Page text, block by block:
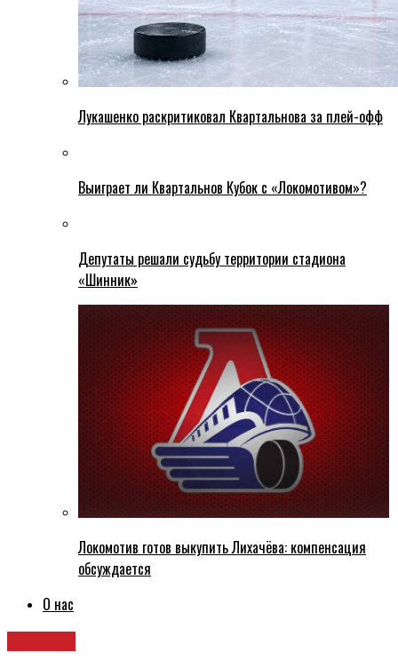
Лукашенко раскритиковал Квартальнова за плей-офф
Выиграет ли Квартальнов Кубок с «Локомотивом»?
Депутаты решали судьбу территории стадиона
«Шинник»
Локомотив готов выкупить Лихачёва: компенсация
обсуждается
О нас